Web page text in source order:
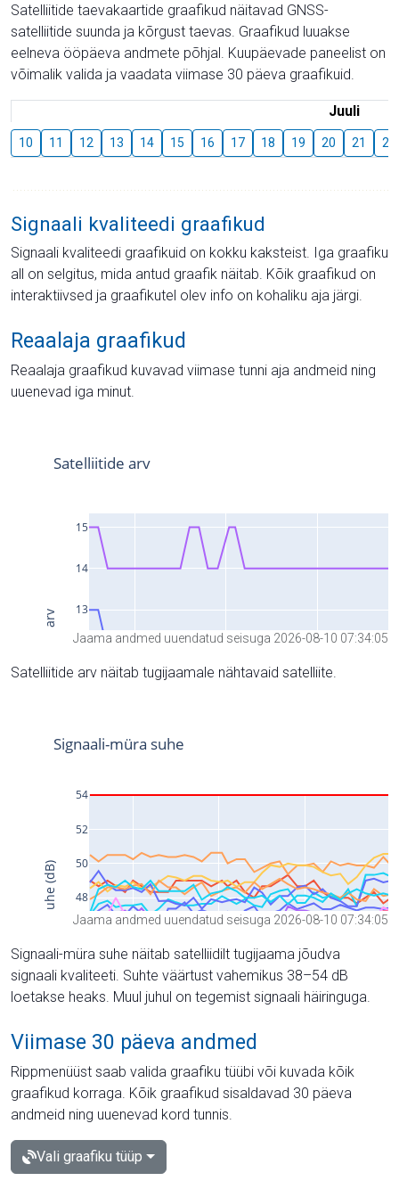
Satelliitide taevakaartide graafikud näitavad GNSS-
satelliitide suunda ja kõrgust taevas. Graafikud luuakse
eelneva ööpäeva andmete põhjal. Kuupäevade paneelist on
võimalik valida ja vaadata viimase 30 päeva graafikuid.
Juuli
10 11 12 13 14 15 16 17 18 19 20 21 22
Signaali kvaliteedi graafikud
Signaali kvaliteedi graafikuid on kokku kaksteist. Iga graafiku
all on selgitus, mida antud graafik näitab. Kõik graafikud on
interaktiivsed ja graafikutel olev info on kohaliku aja järgi.
Reaalaja graafikud
Reaalaja graafikud kuvavad viimase tunni aja andmeid ning
uuenevad iga minut.
Jaama andmed uuendatud seisuga 2026-08-10 07:34:05
Satelliitide arv näitab tugijaamale nähtavaid satelliite.
Jaama andmed uuendatud seisuga 2026-08-10 07:34:05
Signaali-müra suhe näitab satelliidilt tugijaama jõudva
signaali kvaliteeti. Suhte väärtust vahemikus 38–54 dB
loetakse heaks. Muul juhul on tegemist signaali häiringuga.
Viimase 30 päeva andmed
Rippmenüüst saab valida graafiku tüübi või kuvada kõik
graafikud korraga. Kõik graafikud sisaldavad 30 päeva
andmeid ning uuenevad kord tunnis.
Vali graafiku tüüp